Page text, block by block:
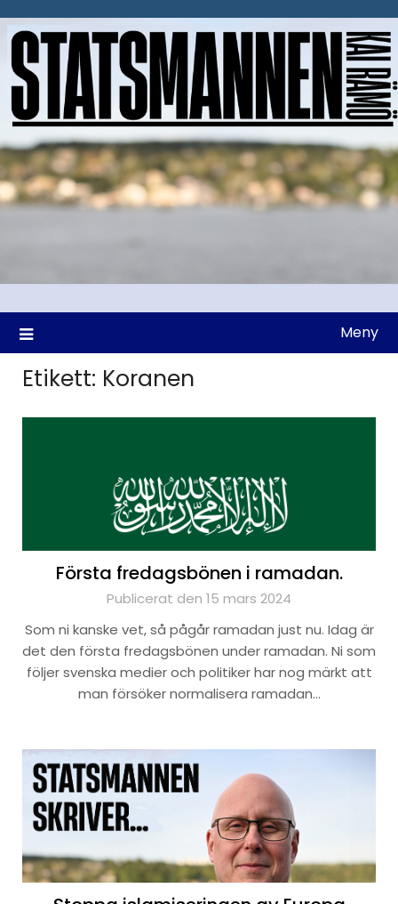
till
Meny
Etikett: Koranen
Första fredagsbönen i ramadan.
Publicerat den 15 mars 2024
Som ni kanske vet, så pågår ramadan just nu. Idag är
det den första fredagsbönen under ramadan. Ni som
följer svenska medier och politiker har nog märkt att
man försöker normalisera ramadan…